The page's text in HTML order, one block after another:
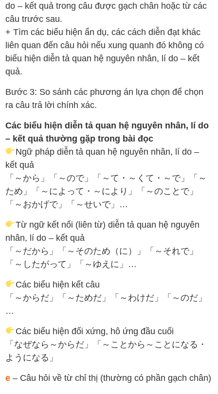
do – kết quả trong câu được gạch chân hoặc từ các
câu trước sau.
+ Tìm các biểu hiện ẩn dụ, các cách diễn đạt khác
liên quan đến câu hỏi nếu xung quanh đó không có
biểu hiện diễn tả quan hệ nguyên nhân, lí do – kết
quả.
Bước 3: So sánh các phương án lựa chọn để chọn
ra câu trả lời chính xác.
Các biểu hiện diễn tả quan hệ nguyên nhân, lí do
– kết quả thường gặp trong bài đọc
Ngữ pháp diễn tả quan hệ nguyên nhân, lí do –
kết quả
「～から」「～ので」「～て・～くて・～で」「～
ため」「～によって・～により」「～のことで」
「～おかげで」「～せいで」…
Từ ngữ kết nối (liên từ) diễn tả quan hệ nguyên
nhân, lí do – kết quả
「～だから」「～そのため（に）」「～それで」
「～したがって」「～ゆえに」…
Các biểu hiện kết câu
「～からだ」「～ためだ」「～わけだ」「～のだ」
…
Các biểu hiện đối xứng, hô ứng đầu cuối
「なぜなら～からだ」「～ことから～ことになる・
ようになる」
e – Câu hỏi về từ chỉ thị (thường có phần gạch chân)